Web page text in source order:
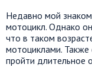
Недавно мой
мотоцикл. Однако
что в таком
мотоциклами. Также
пройти длительное